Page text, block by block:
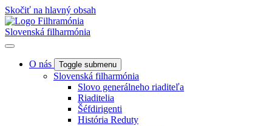
Skočiť na hlavný obsah
Slovenská filharmónia
O nás Toggle submenu
Slovenská filharmónia
Slovo generálneho riaditeľa
Riaditelia
Šéfdirigenti
História Reduty